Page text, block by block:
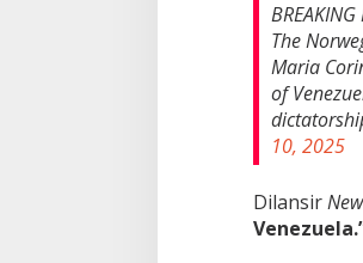
BREAKING
The
Maria
of
10, 2025
Dilansir